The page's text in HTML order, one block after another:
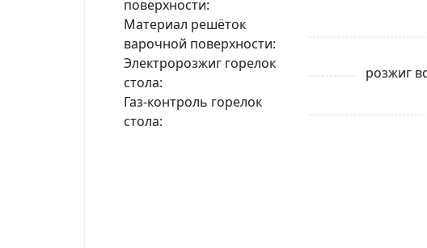
поверхности
Материал решёток
варочной поверхности
Электророзжиг горелок
стола
розжиг
Газ-контроль горелок
стола
Я даю